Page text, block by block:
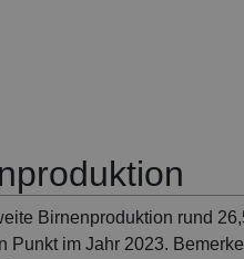
Birnenproduktion rund
Punkt im Jahr 2023.